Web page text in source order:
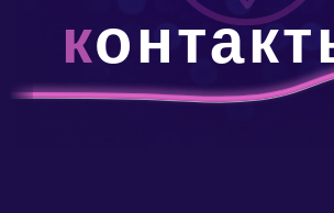
ЦЕНТРАЛЬНЫЙ ОФИС И МАГАЗИН
Санкт-Петербург, Ириновский проспект,
дом 34 (магазин «PJNEON»)